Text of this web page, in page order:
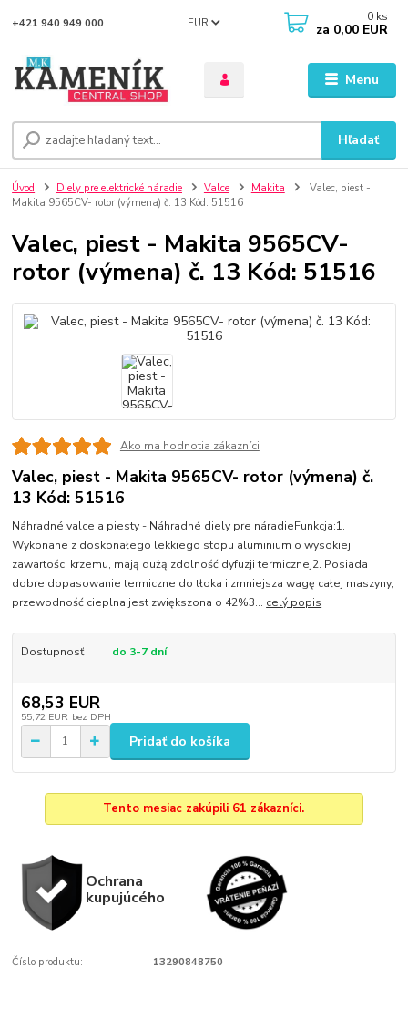
Menu
EUR
Hľadať
+421 940 949 000 0 ks
za 0,00 EUR
Úvod Diely pre elektrické náradie Valce Makita
Valec, piest -
Makita 9565CV- rotor (výmena) č. 13 Kód: 51516
Valec, piest - Makita 9565CV-
rotor (výmena) č. 13 Kód: 51516
Ako ma hodnotia zákazníci
Valec, piest - Makita 9565CV- rotor (výmena) č.
13 Kód: 51516
Náhradné valce a piesty - Náhradné diely pre náradieFunkcja:1.
Wykonane z doskonałego lekkiego stopu aluminium o wysokiej
zawartości krzemu, mają dużą zdolność dyfuzji termicznej2. Posiada
dobre dopasowanie termiczne do tłoka i zmniejsza wagę całej maszyny,
przewodność cieplna jest zwiększona o 42%3... celý popis
Dostupnosť do 3-7 dní
68,53 EUR
55,72 EUR bez DPH
Pridať do košíka
Tento mesiac zakúpili 61 zákazníci.
Ochrana
kupujúcého
Číslo produktu: 13290848750